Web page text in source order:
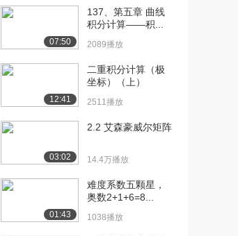
[13] 统计：总体方差
26.5万播放
12:23
[14] 统计：样本方差
[16] 统计：诸方差公式 12:17
[17] 随机变量介绍
25.3万播放
[18] 概率密度函数
26.6万播放
07:50
137、第五章 曲线
积分计算——积...
2089播放
12:41
二重积分计算（极
坐标）（上）
2511播放
03:02
2.2 艾森豪威尔矩阵
14.4万播放
01:43
难度系数五颗星，
奥数2+1+6=8...
1038播放